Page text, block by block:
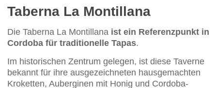
Taberna La Montillana
Die Taberna La Montillana ist ein Referenzpunkt in
Cordoba für traditionelle Tapas.
Im historischen Zentrum gelegen, ist diese Taverne
bekannt für ihre ausgezeichneten hausgemachten
Kroketten, Auberginen mit Honig und Cordoba-